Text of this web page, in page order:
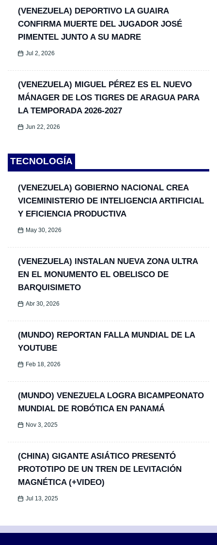
(VENEZUELA) DEPORTIVO LA GUAIRA
CONFIRMA MUERTE DEL JUGADOR JOSÉ
PIMENTEL JUNTO A SU MADRE
Jul 2, 2026
(VENEZUELA) MIGUEL PÉREZ ES EL NUEVO
MÁNAGER DE LOS TIGRES DE ARAGUA PARA
LA TEMPORADA 2026-2027
Jun 22, 2026
TECNOLOGÍA
(VENEZUELA) GOBIERNO NACIONAL CREA
VICEMINISTERIO DE INTELIGENCIA ARTIFICIAL
Y EFICIENCIA PRODUCTIVA
May 30, 2026
(VENEZUELA) INSTALAN NUEVA ZONA ULTRA
EN EL MONUMENTO EL OBELISCO DE
BARQUISIMETO
Abr 30, 2026
(MUNDO) REPORTAN FALLA MUNDIAL DE LA
YOUTUBE
Feb 18, 2026
(MUNDO) VENEZUELA LOGRA BICAMPEONATO
MUNDIAL DE ROBÓTICA EN PANAMÁ
Nov 3, 2025
(CHINA) GIGANTE ASIÁTICO PRESENTÓ
PROTOTIPO DE UN TREN DE LEVITACIÓN
MAGNÉTICA (+VIDEO)
Jul 13, 2025